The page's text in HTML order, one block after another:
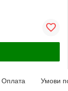
Оплата Умови